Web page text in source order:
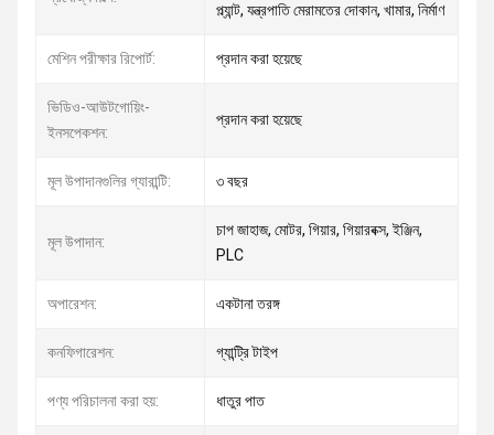
প্ল্যান্ট, যন্ত্রপাতি মেরামতের দোকান, খামার, নির্মাণ
মেশিন পরীক্ষার রিপোর্ট: প্রদান করা হয়েছে
ভিডিও-আউটগোয়িং-
ইনসপেকশন:
প্রদান করা হয়েছে
মূল উপাদানগুলির গ্যারান্টি: ৩ বছর
মূল উপাদান:
চাপ জাহাজ, মোটর, গিয়ার, গিয়ারবক্স, ইঞ্জিন,
PLC
অপারেশন: একটানা তরঙ্গ
কনফিগারেশন: গ্যান্ট্রি টাইপ
পণ্য পরিচালনা করা হয়: ধাতুর পাত